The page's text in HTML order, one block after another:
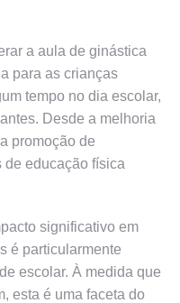
a aula de ginástica
para as crianças
tempo no dia escolar,
Desde a melhoria
promoção de
de educação física
significativo em
é particularmente
escolar. À medida que
esta é uma faceta do